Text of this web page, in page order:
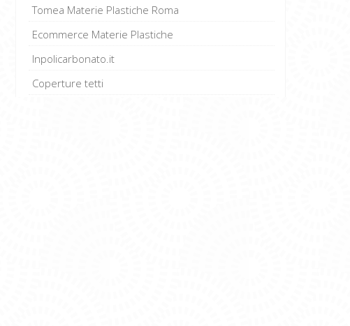
Tomea Materie Plastiche Roma
Ecommerce Materie Plastiche
Inpolicarbonato.it
Coperture tetti